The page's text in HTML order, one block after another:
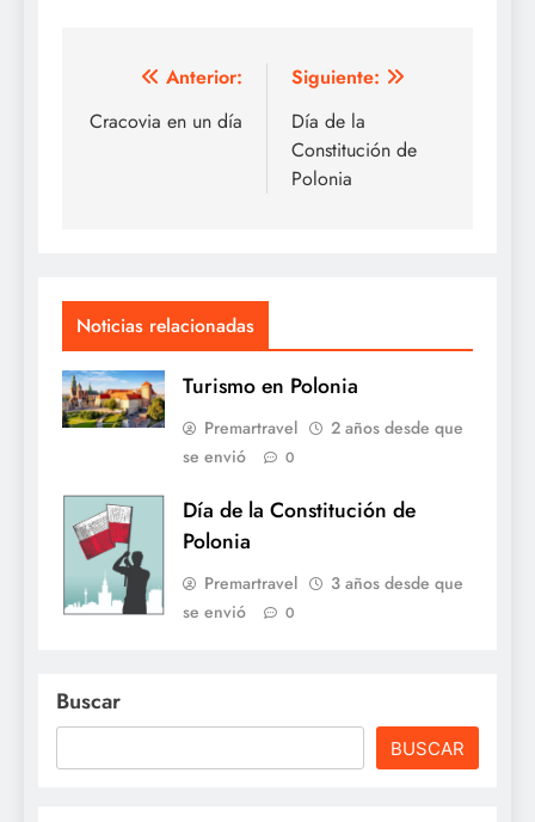
Navegación
de
Anterior:
Cracovia en un día
Siguiente:
Día de la
Constitución de
Polonia
Noticias relacionadas
Turismo en Polonia
Premartravel
2 años desde que
se envió
0
Día de la Constitución de
Polonia
Premartravel
3 años desde que
se envió
0
Buscar
BUSCAR